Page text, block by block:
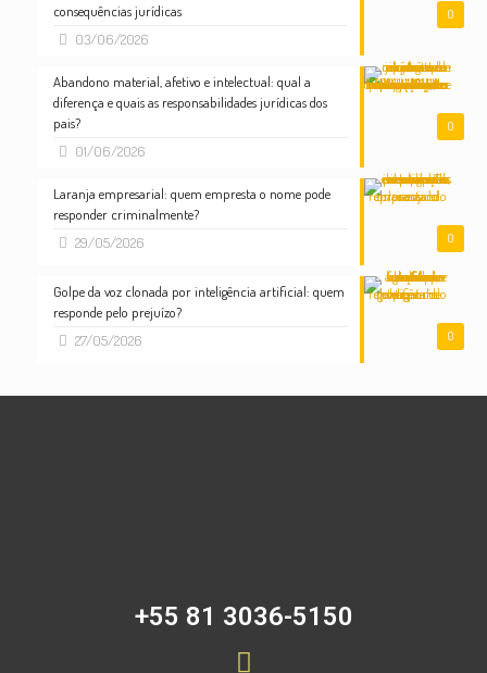
0
consequências jurídicas
03/06/2026
0
Abandono material, afetivo e intelectual: qual a
diferença e quais as responsabilidades jurídicas dos
pais?
01/06/2026
0
Laranja empresarial: quem empresta o nome pode
responder criminalmente?
29/05/2026
0
Golpe da voz clonada por inteligência artificial: quem
responde pelo prejuízo?
27/05/2026
+55 81 3036-5150